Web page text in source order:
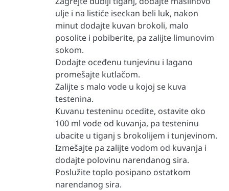
ulje i na listiće iseckan beli luk, nakon
minut dodajte kuvan brokoli, malo
posolite i pobiberite, pa zalijte limunovim
sokom.
Dodajte oceđenu tunjevinu i lagano
promešajte kutlačom.
Zalijte s malo vode u kojoj se kuva
testenina.
Kuvanu testeninu ocedite, ostavite oko
100 ml vode od kuvanja, pa testeninu
ubacite u tiganj s brokolijem i tunjevinom.
Izmešajte pa zalijte vodom od kuvanja i
dodajte polovinu narendanog sira.
Poslužite toplo posipano ostatkom
narendanog sira.